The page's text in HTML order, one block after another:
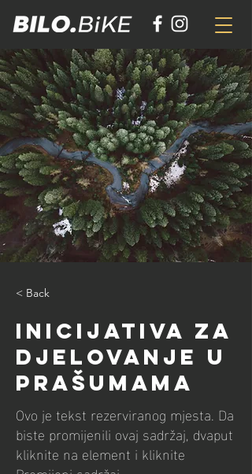
< Back
Inicijativa za
djelovanje u
prašumama
Ovo je tekst rezerviranog mjesta. Da
biste promijenili ovaj sadržaj, dvaput
kliknite na element i kliknite